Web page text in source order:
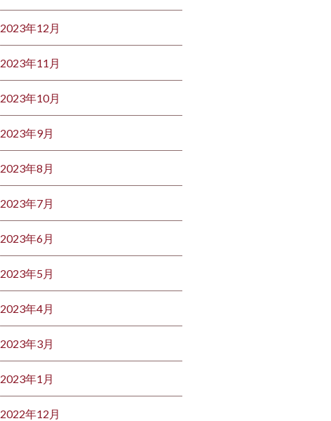
2023年12月
2023年11月
2023年10月
2023年9月
2023年8月
2023年7月
2023年6月
2023年5月
2023年4月
2023年3月
2023年1月
2022年12月